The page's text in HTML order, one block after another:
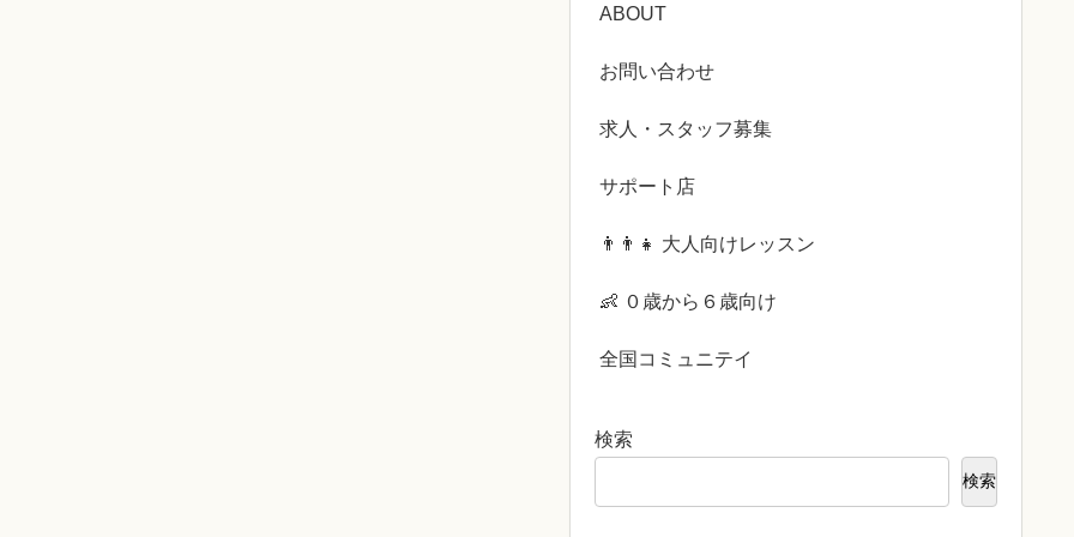
ABOUT
お問い合わせ
求人・スタッフ募集
サポート店
👨‍👨‍👧 大人向けレッスン
👶 ０歳から６歳向け
全国コミュニテイ
検索
検索